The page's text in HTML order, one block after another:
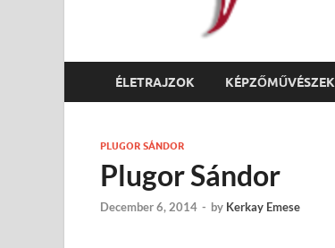
ÉLETRAJZOK KÉPZŐMŰVÉSZEK
PLUGOR SÁNDOR
Plugor Sándor
December 6, 2014 - by Kerkay Emese